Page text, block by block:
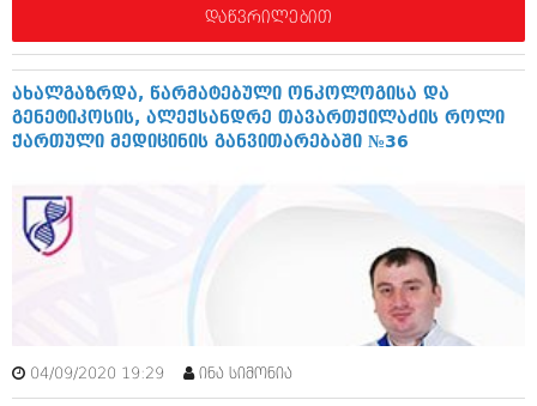
გვარები
თემიდას სასწორი
კალეიდოსკოპი
ჰოროსკოპი და შეუცნობელი
სახალისო ამბები
კალეიდოსკოპი
ჰოროსკოპი და შეუცნობელი
რომანი და დეტექტივი
ქალი და მამაკაცი
დაწვრილებით
ახალგაზრდა, წარმატებული ონკოლოგისა და
გენეტიკოსის, ალექსანდრე თავართქილაძის როლი
ქართული მედიცინის განვითარებაში №36
04/09/2020 19:29 ინა სიმონია